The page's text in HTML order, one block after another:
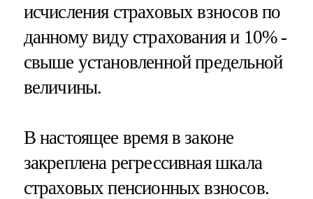
исчисления страховых взносов по
данному виду страхования и 10% -
свыше установленной предельной
величины.
В настоящее время в законе
закреплена регрессивная шкала
страховых пенсионных взносов.